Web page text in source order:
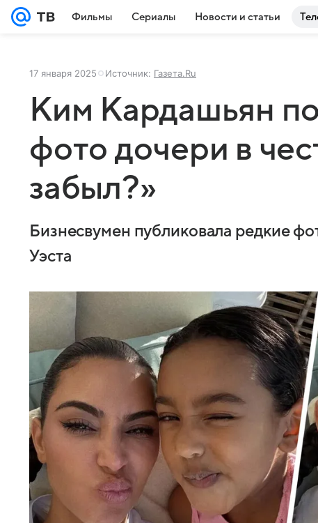
Фильмы Сериалы Новости и статьи
17 января 2025 Источник: Газета.Ru
Ким Кардашьян
фото дочери в
забыл?»
Бизнесвумен публиковала редкие
Уэста